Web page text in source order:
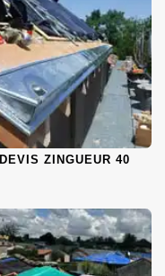
DEVIS ZINGUEUR 40